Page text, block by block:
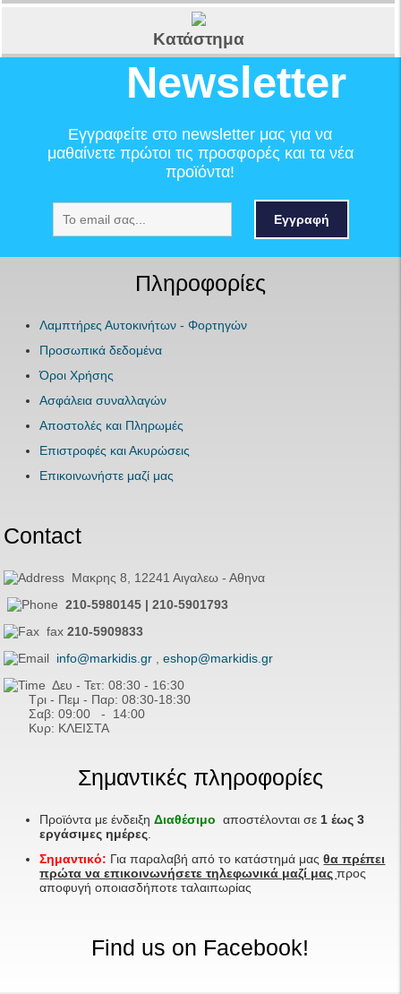
Κατάστημα
Newsletter
Εγγραφείτε στο newsletter μας για να
μαθαίνετε πρώτοι τις προσφορές και τα νέα
προϊόντα!
Εγγραφή
Πληροφορίες
Λαμπτήρες Αυτοκινήτων - Φορτηγών
Προσωπικά δεδομένα
Όροι Χρήσης
Ασφάλεια συναλλαγών
Αποστολές και Πληρωμές
Επιστροφές και Ακυρώσεις
Επικοινωνήστε μαζί μας
Contact
Μακρης 8, 12241 Αιγαλεω - Αθηνα
210-5980145 | 210-5901793
fax210-5909833
info@markidis.gr ,eshop@markidis.gr
Δευ - Τετ: 08:30 - 16:30
Τρι - Πεμ - Παρ: 08:30-18:30
Σαβ:09:00 - 14:00
Κυρ: ΚΛΕΙΣΤΑ
Σημαντικές πληροφορίες
Προϊόντα με ένδειξηΔιαθέσιμο αποστέλονται σε 1 έως 3
εργάσιμες ημέρες
Σημαντικό: Για παραλαβή από το κατάστημά μαςθα πρέπει
πρώτα να επικοινωνήσετε τηλεφωνικά μαζί μαςπρος
αποφυγή οποιασδήποτε ταλαιπωρίας
Find us on Facebook!